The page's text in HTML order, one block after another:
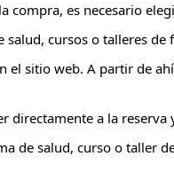
compra, es necesario
salud, cursos o talleres de
el sitio web. A partir de
directamente a la reserva
de salud, curso o taller